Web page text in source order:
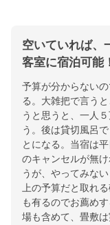
空いていれば、
客室に宿泊可能！
予算が分からない
る。大雑把で言う
うと思うと、一人
う。後は貸切風呂
とになる。当宿は
のキャンセルが無
うが、やってみな
上の予算だと取れ
も有るのでお薦め
場も含めて、畳敷